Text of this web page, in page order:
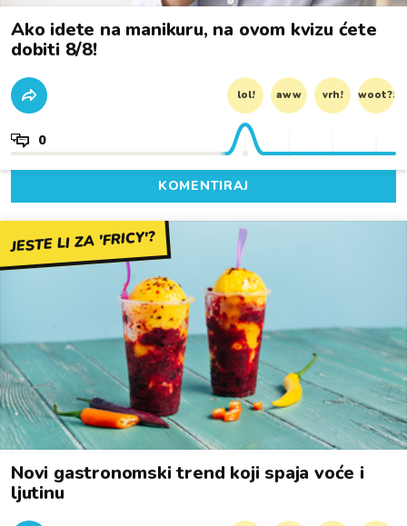
Ako idete na manikuru, na ovom kvizu ćete
dobiti 8/8!
lol! aww vrh! woot?!
0
KOMENTIRAJ
JESTE LI ZA 'FRICY'?
Novi gastronomski trend koji spaja voće i
ljutinu